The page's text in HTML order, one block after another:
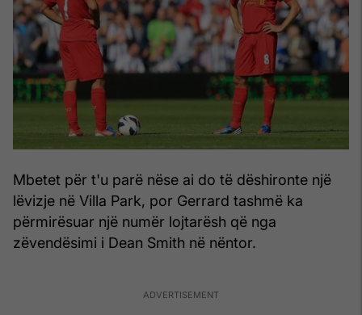
Mbetet për t'u parë nëse ai do të dëshironte një
lëvizje në Villa Park, por Gerrard tashmë ka
përmirësuar një numër lojtarësh që nga
zëvendësimi i Dean Smith në nëntor.